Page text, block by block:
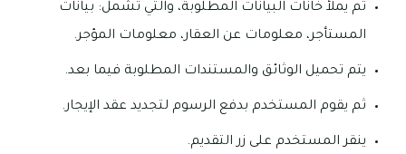
ثم يملأ خانات البيانات المطلوبة، والتي تشمل: بيانات
المستأجر، معلومات عن العقار، معلومات المؤجر.
يتم تحميل الوثائق والمستندات المطلوبة فيما بعد.
ثم يقوم المستخدم بدفع الرسوم لتجديد عقد الإيجار.
ينقر المستخدم على زر التقديم.